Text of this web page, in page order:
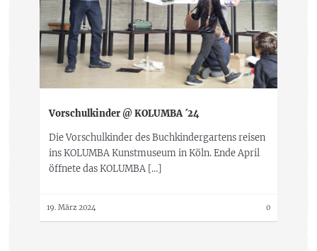
Vorschulkinder @ KOLUMBA ´24
Die Vorschulkinder des Buchkindergartens reisen
ins KOLUMBA Kunstmuseum in Köln. Ende April
öffnete das KOLUMBA […]
19. März 2024 0